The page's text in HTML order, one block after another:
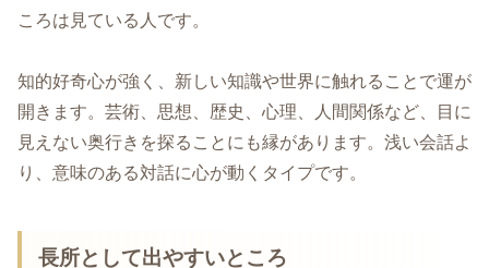
ころは見ている人です。
知的好奇心が強く、新しい知識や世界に触れることで運が
開きます。芸術、思想、歴史、心理、人間関係など、目に
見えない奥行きを探ることにも縁があります。浅い会話よ
り、意味のある対話に心が動くタイプです。
長所として出やすいところ